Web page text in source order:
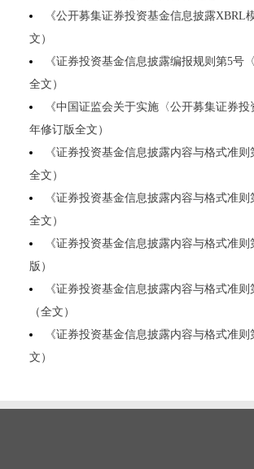
《公开募集证券投资基金信息披露XBRL
文）
《证券投资基金信息披露编报规则第5号
全文）
《中国证监会关于实施〈公开募集证券
年修订版全文）
《证券投资基金信息披露内容与格式准
全文）
《证券投资基金信息披露内容与格式准
全文）
《证券投资基金信息披露内容与格式准
版）
《证券投资基金信息披露内容与格式准
（全文）
《证券投资基金信息披露内容与格式准
文）